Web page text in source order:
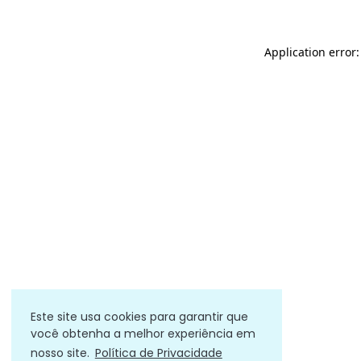
Este site usa cookies para garantir que
você obtenha a melhor experiência em
nosso site. Política de Privacidade
Application